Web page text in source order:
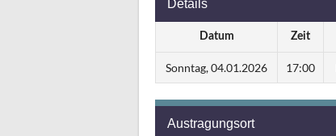
Details
Datum Zeit
Sonntag, 04.01.2026 17:00
Austragungsort